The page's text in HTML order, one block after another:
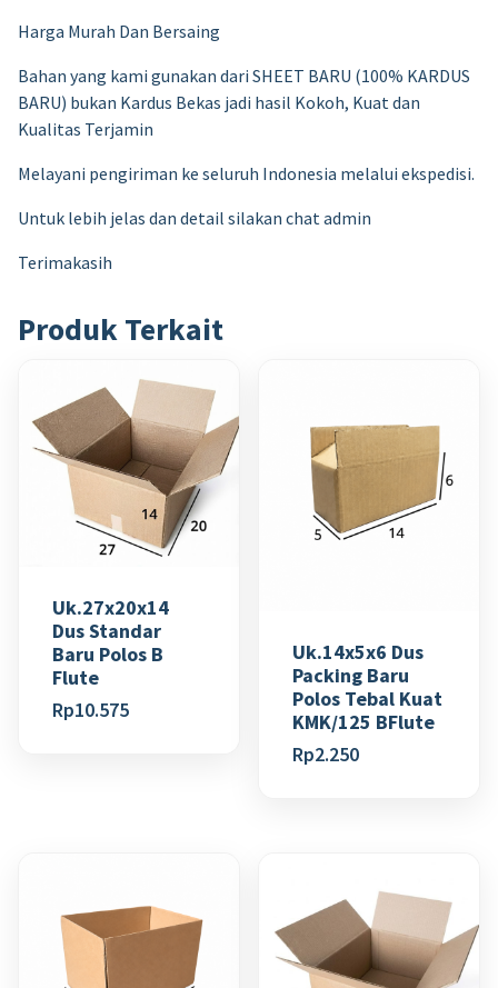
Harga Murah Dan Bersaing
Bahan yang kami gunakan dari SHEET BARU (100% KARDUS
BARU) bukan Kardus Bekas jadi hasil Kokoh, Kuat dan
Kualitas Terjamin
Melayani pengiriman ke seluruh Indonesia melalui ekspedisi.
Untuk lebih jelas dan detail silakan chat admin
Terimakasih
Produk Terkait
Uk.27x20x14
Dus Standar
Baru Polos B
Flute
Rp10.575
Uk.14x5x6 Dus
Packing Baru
Polos Tebal Kuat
KMK/125 BFlute
Rp2.250